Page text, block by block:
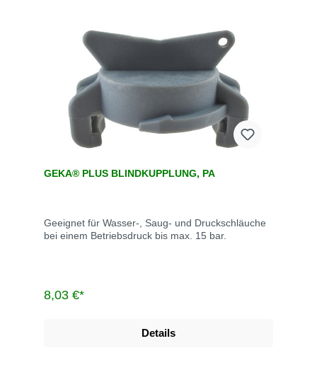
GEKA® PLUS BLINDKUPPLUNG, PA
Geeignet für Wasser-, Saug- und Druckschläuche
bei einem Betriebsdruck bis max. 15 bar.
8,03 €*
Details